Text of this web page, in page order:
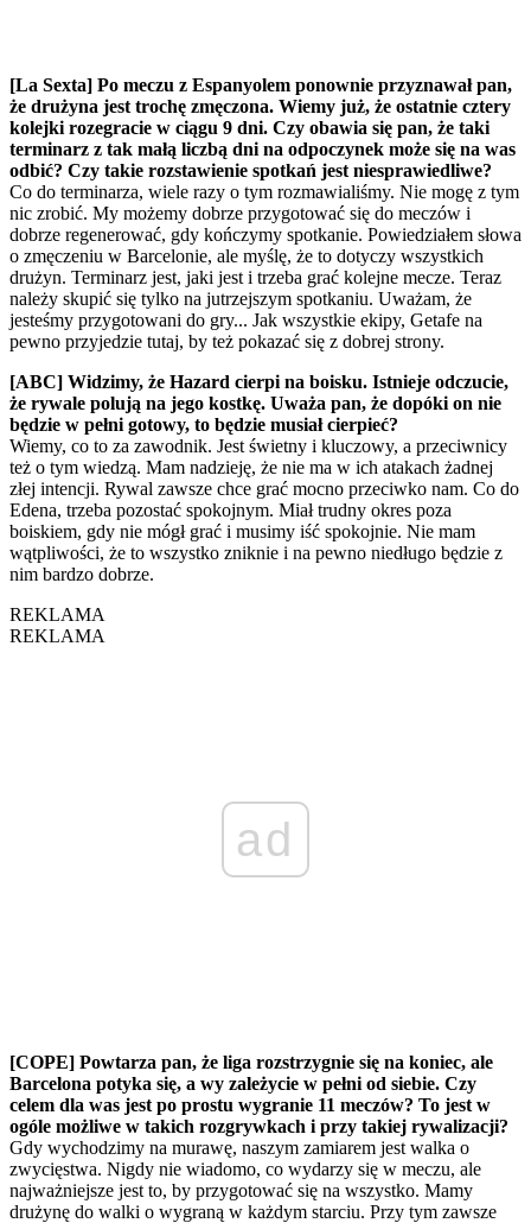
[La Sexta] Po meczu z Espanyolem ponownie przyznawał pan,
że drużyna jest trochę zmęczona. Wiemy już, że ostatnie cztery
kolejki rozegracie w ciągu 9 dni. Czy obawia się pan, że taki
terminarz z tak małą liczbą dni na odpoczynek może się na was
odbić? Czy takie rozstawienie spotkań jest niesprawiedliwe?
Co do terminarza, wiele razy o tym rozmawialiśmy. Nie mogę z tym
nic zrobić. My możemy dobrze przygotować się do meczów i
dobrze regenerować, gdy kończymy spotkanie. Powiedziałem słowa
o zmęczeniu w Barcelonie, ale myślę, że to dotyczy wszystkich
drużyn. Terminarz jest, jaki jest i trzeba grać kolejne mecze. Teraz
należy skupić się tylko na jutrzejszym spotkaniu. Uważam, że
jesteśmy przygotowani do gry... Jak wszystkie ekipy, Getafe na
pewno przyjedzie tutaj, by też pokazać się z dobrej strony.
[ABC] Widzimy, że Hazard cierpi na boisku. Istnieje odczucie,
że rywale polują na jego kostkę. Uważa pan, że dopóki on nie
będzie w pełni gotowy, to będzie musiał cierpieć?
Wiemy, co to za zawodnik. Jest świetny i kluczowy, a przeciwnicy
też o tym wiedzą. Mam nadzieję, że nie ma w ich atakach żadnej
złej intencji. Rywal zawsze chce grać mocno przeciwko nam. Co do
Edena, trzeba pozostać spokojnym. Miał trudny okres poza
boiskiem, gdy nie mógł grać i musimy iść spokojnie. Nie mam
wątpliwości, że to wszystko zniknie i na pewno niedługo będzie z
nim bardzo dobrze.
REKLAMA
REKLAMA
ad
[COPE] Powtarza pan, że liga rozstrzygnie się na koniec, ale
Barcelona potyka się, a wy zależycie w pełni od siebie. Czy
celem dla was jest po prostu wygranie 11 meczów? To jest w
ogóle możliwe w takich rozgrywkach i przy takiej rywalizacji?
Gdy wychodzimy na murawę, naszym zamiarem jest walka o
zwycięstwa. Nigdy nie wiadomo, co wydarzy się w meczu, ale
najważniejsze jest to, by przygotować się na wszystko. Mamy
drużynę do walki o wygraną w każdym starciu. Przy tym zawsze